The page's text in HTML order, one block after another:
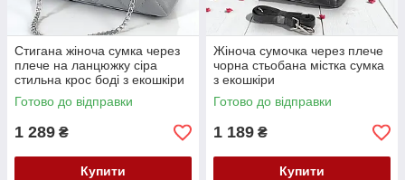
Стигана жіноча сумка через
плече на ланцюжку сіра
стильна крос боді з екошкіри
Готово до відправки
1 289 ₴
Купити
Жіноча сумочка через плече
чорна стьобана містка сумка
з екошкіри
Готово до відправки
1 189 ₴
Купити